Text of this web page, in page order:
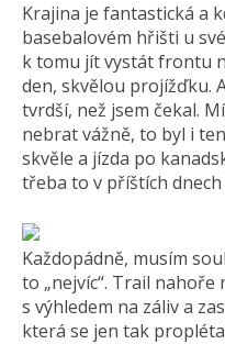
Krajina je fantastická a
basebalovém hřišti u
k tomu jít vystát frontu
den, skvělou projížďku.
tvrdší, než jsem čekal.
nebrat vážně, to byl i
skvěle a jízda po
třeba to v příštích
Každopádně, musím
to „nejvíc“. Trail
s výhledem na záliv a
která se jen tak